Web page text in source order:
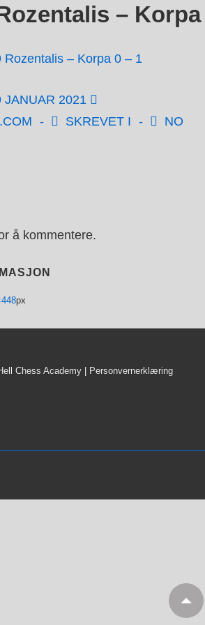
– Korpa
Rozentalis – Korpa 0 – 1
JANUAR 2021
SKREVET I
NO
å kommentere.
px
Chess Academy | Personvernerklæring